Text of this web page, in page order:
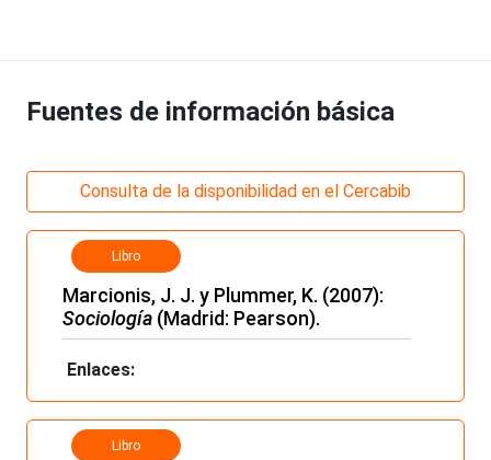
Fuentes de información básica
Consulta de la disponibilidad en el Cercabib
Libro
Marcionis, J. J. y Plummer, K. (2007):
Sociología (Madrid: Pearson).
Enlaces:
Libro